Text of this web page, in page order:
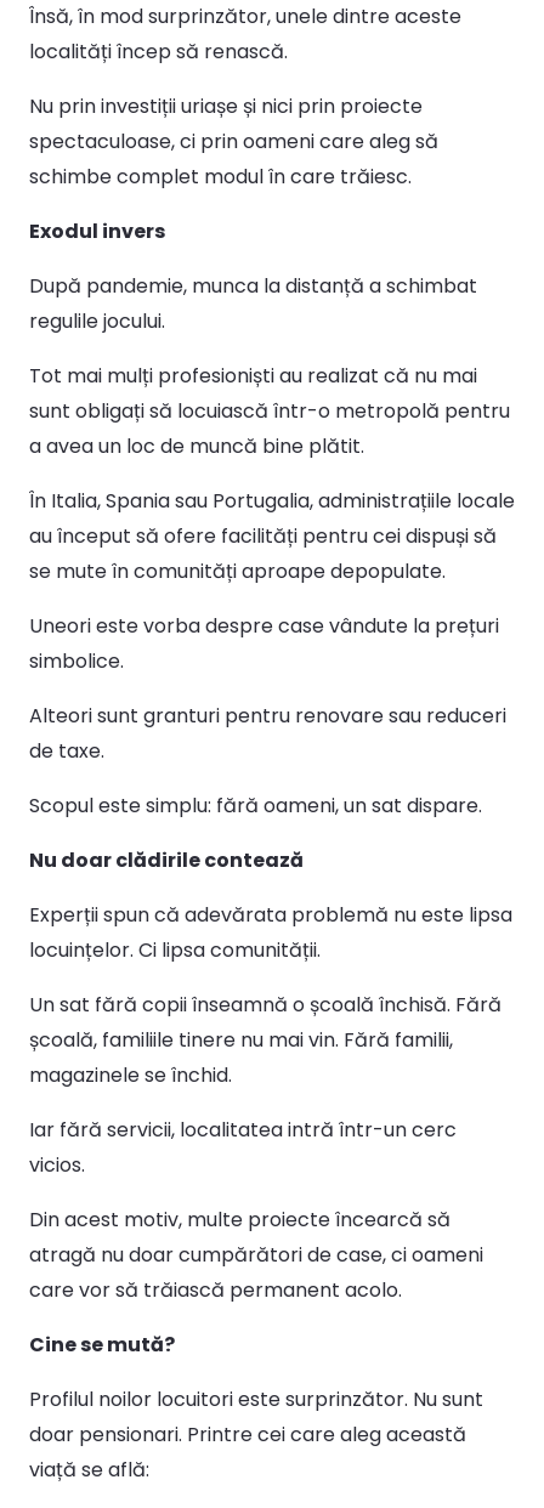
Însă, în mod surprinzător, unele dintre aceste
localități încep să renască.
Nu prin investiții uriașe și nici prin proiecte
spectaculoase, ci prin oameni care aleg să
schimbe complet modul în care trăiesc.
Exodul invers
După pandemie, munca la distanță a schimbat
regulile jocului.
Tot mai mulți profesioniști au realizat că nu mai
sunt obligați să locuiască într-o metropolă pentru
a avea un loc de muncă bine plătit.
În Italia, Spania sau Portugalia, administrațiile locale
au început să ofere facilități pentru cei dispuși să
se mute în comunități aproape depopulate.
Uneori este vorba despre case vândute la prețuri
simbolice.
Alteori sunt granturi pentru renovare sau reduceri
de taxe.
Scopul este simplu: fără oameni, un sat dispare.
Nu doar clădirile contează
Experții spun că adevărata problemă nu este lipsa
locuințelor. Ci lipsa comunității.
Un sat fără copii înseamnă o școală închisă. Fără
școală, familiile tinere nu mai vin. Fără familii,
magazinele se închid.
Iar fără servicii, localitatea intră într-un cerc
vicios.
Din acest motiv, multe proiecte încearcă să
atragă nu doar cumpărători de case, ci oameni
care vor să trăiască permanent acolo.
Cine se mută?
Profilul noilor locuitori este surprinzător. Nu sunt
doar pensionari. Printre cei care aleg această
viață se află: